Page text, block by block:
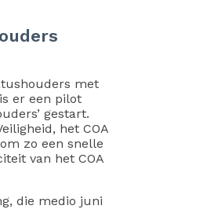
met
er een pilot
gestart.
het COA
zo een snelle
van het COA
die medio juni